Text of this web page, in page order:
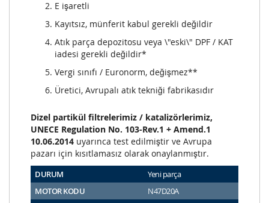
E işaretli
Kayıtsız, münferit kabul gerekli değildir
Atık parça depozitosu veya \"eski\" DPF / KAT
iadesi gerekli değildir*
Vergi sınıfı / Euronorm, değişmez**
Üretici, Avrupalı atık tekniği fabrikasıdır
Dizel partikül filtrelerimiz / katalizörlerimiz,
UNECE Regulation No. 103-Rev.1 + Amend.1
10.06.2014 uyarınca test edilmiştir ve Avrupa
pazarı için kısıtlamasız olarak onaylanmıştır.
DURUM
Yeni parça
MOTOR KODU
N47D20A